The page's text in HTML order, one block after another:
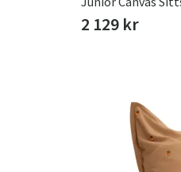
2 129 kr